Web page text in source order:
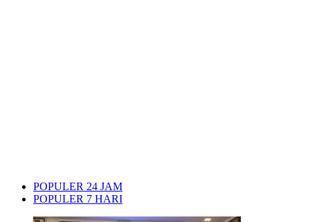
POPULER 24 JAM
POPULER 7 HARI